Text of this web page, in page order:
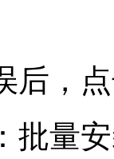
后，
批量